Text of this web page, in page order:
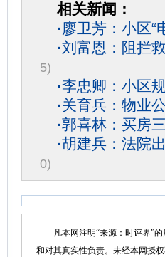
相关新闻：
·廖卫芳：小区“
·刘富恩：阻拦
5)
·李忠卿：小区
·关育兵：物业
·郭喜林：买房
·胡建兵：法院
0)
凡本网注明“来源：时评界”的
和对其真实性负责。未经本网授